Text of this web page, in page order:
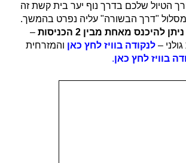
הטיול שלכם בדרך נוף יער בית קשת זה
מסלול "דרך הבשורה" עליה נפרט בהמשך.
מאחת מבין 2 הכניסות
–
– לנקודה בוויז לחץ כאן והמזרחית
בוויז לחץ כאן.